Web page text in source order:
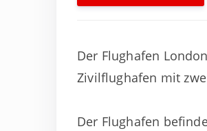
Der Flughafen
Zivilflughafen mit
Der Flughafen